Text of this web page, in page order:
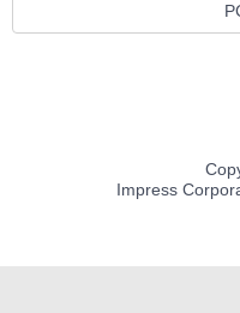
Impress